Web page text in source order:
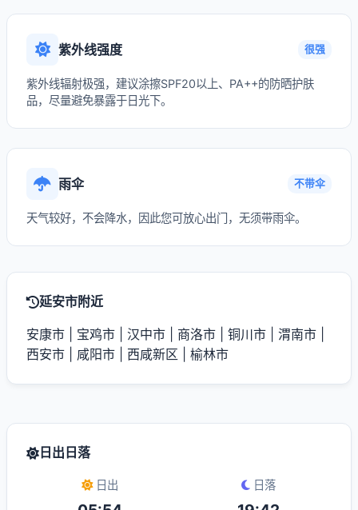
紫外线强度 很强
紫外线辐射极强，建议涂擦SPF20以上、PA++的防晒护肤
品，尽量避免暴露于日光下。
雨伞 不带伞
天气较好，不会降水，因此您可放心出门，无须带雨伞。
延安市附近
安康市 宝鸡市 汉中市 商洛市 铜川市 渭南市
西安市
咸阳市 西咸新区 榆林市
日出日落
日出 日落